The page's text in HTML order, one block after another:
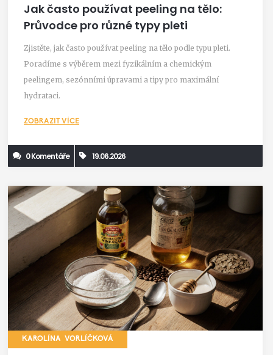
Jak často používat peeling na tělo:
Průvodce pro různé typy pleti
Zjistěte, jak často používat peeling na tělo podle typu pleti.
Poradíme s výběrem mezi fyzikálním a chemickým
peelingem, sezónními úpravami a tipy pro maximální
hydrataci.
ZOBRAZIT VÍCE
0 Komentáře 19.06.2026
KAROLÍNA VORLÍČKOVÁ